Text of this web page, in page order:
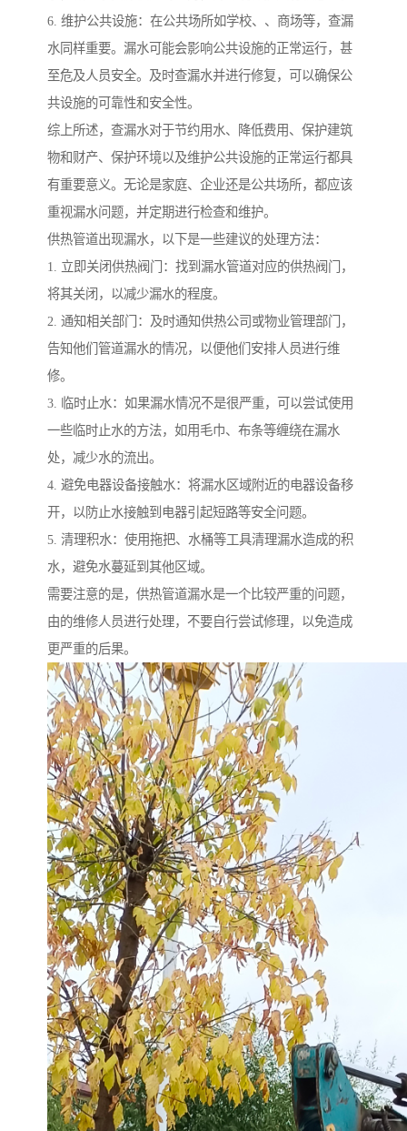
6. 维护公共设施：在公共场所如学校、、商场等，查漏
水同样重要。漏水可能会影响公共设施的正常运行，甚
至危及人员安全。及时查漏水并进行修复，可以确保公
共设施的可靠性和安全性。
综上所述，查漏水对于节约用水、降低费用、保护建筑
物和财产、保护环境以及维护公共设施的正常运行都具
有重要意义。无论是家庭、企业还是公共场所，都应该
重视漏水问题，并定期进行检查和维护。
供热管道出现漏水，以下是一些建议的处理方法：
1. 立即关闭供热阀门：找到漏水管道对应的供热阀门，
将其关闭，以减少漏水的程度。
2. 通知相关部门：及时通知供热公司或物业管理部门，
告知他们管道漏水的情况，以便他们安排人员进行维
修。
3. 临时止水：如果漏水情况不是很严重，可以尝试使用
一些临时止水的方法，如用毛巾、布条等缠绕在漏水
处，减少水的流出。
4. 避免电器设备接触水：将漏水区域附近的电器设备移
开，以防止水接触到电器引起短路等安全问题。
5. 清理积水：使用拖把、水桶等工具清理漏水造成的积
水，避免水蔓延到其他区域。
需要注意的是，供热管道漏水是一个比较严重的问题，
由的维修人员进行处理，不要自行尝试修理，以免造成
更严重的后果。